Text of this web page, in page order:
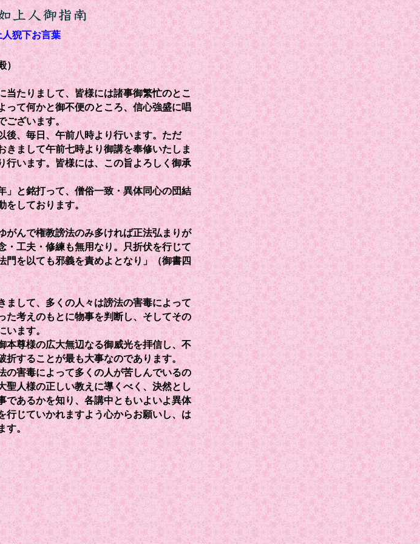
人猊下お言葉
）
たりまして、皆様には諸事御繁忙のとこ
って何かと御不便のところ、信心強盛に唱
ございます。
、毎日、午前八時より行います。ただ
きまして午前七時より御講を奉修いたしま
行います。皆様には、この旨よろしく御承
と銘打って、僧俗一致・異体同心の団結
をしております。
がんで権教謗法のみ多ければ正法弘まりが
・工夫・修練も無用なり。只折伏を行じて
門を以ても邪義を責めよとなり」（御書四
して、多くの人々は謗法の害毒によって
た考えのもとに物事を判断し、そしてその
います。
尊様の広大無辺なる御威光を拝信し、不
折することが最も大事なのであります。
害毒によって多くの人が苦しんでいるの
聖人様の正しい教えに導くべく、決然とし
であるかを知り、各講中ともいよいよ異体
行じていかれますよう心からお願いし、は
す。